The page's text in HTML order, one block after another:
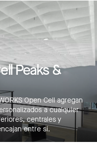
Peaks &
Open Cell agregan
a cualquier
centrales y
entre sí.